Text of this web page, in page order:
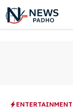
Skip
to
content
ENTERTAINMENT